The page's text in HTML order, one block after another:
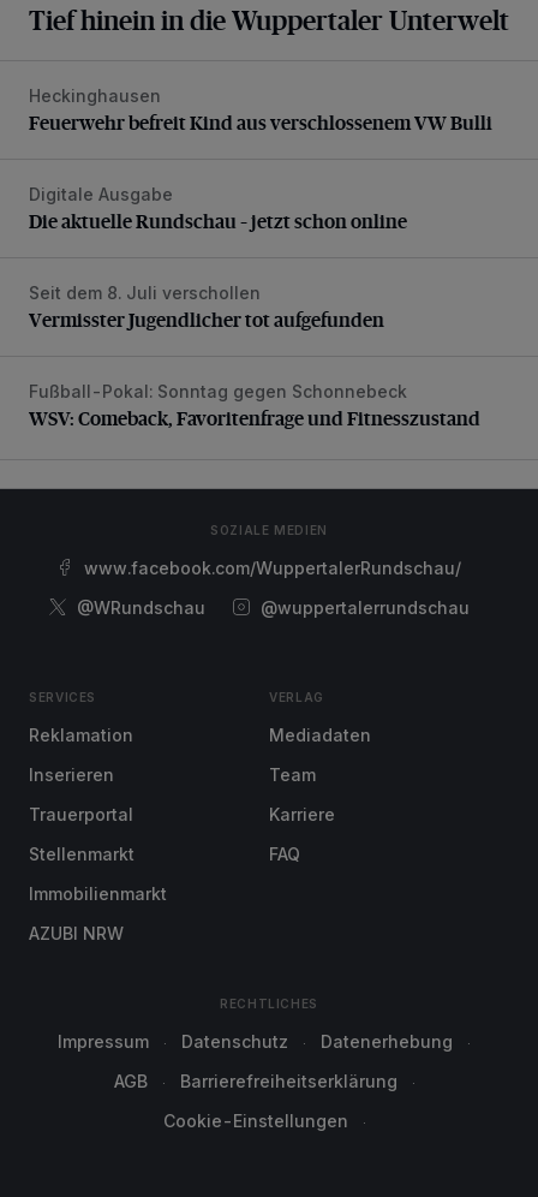
Tief hinein in die Wuppertaler Unterwelt
Feuerwehr befreit Kind aus verschlossenem VW Bulli
Heckinghausen
Feuerwehr befreit Kind aus verschlossenem VW Bulli
Die aktuelle Rundschau – jetzt schon online
Digitale Ausgabe
Die aktuelle Rundschau – jetzt schon online
Vermisster Jugendlicher tot aufgefunden
Seit dem 8. Juli verschollen
Vermisster Jugendlicher tot aufgefunden
WSV: Comeback, Favoritenfrage und Fitnesszustand
Fußball-Pokal: Sonntag gegen Schonnebeck
WSV: Comeback, Favoritenfrage und Fitnesszustand
SOZIALE MEDIEN
www.facebook.com/WuppertalerRundschau/
@WRundschau
@wuppertalerrundschau
SERVICES
Reklamation
Inserieren
Trauerportal
Stellenmarkt
Immobilienmarkt
AZUBI NRW
VERLAG
Mediadaten
Team
Karriere
FAQ
RECHTLICHES
Impressum Datenschutz
Datenerhebung
AGB
Barrierefreiheitserklärung
Cookie-Einstellungen